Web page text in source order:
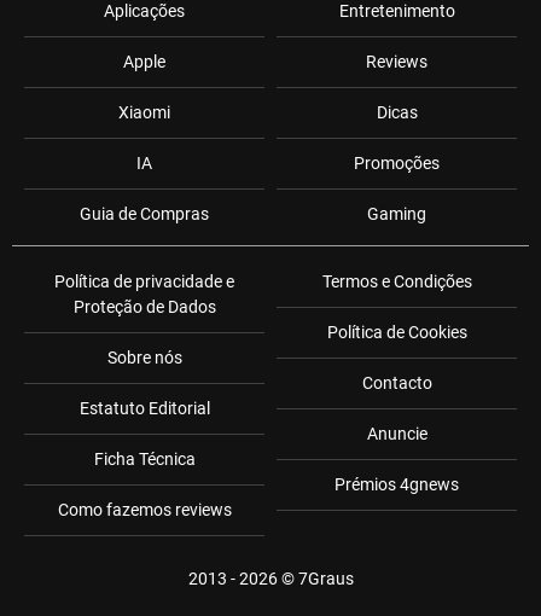
Aplicações
Apple
Xiaomi
IA
Guia de Compras
Entretenimento
Reviews
Dicas
Promoções
Gaming
Política de privacidade e
Proteção de Dados
Sobre nós
Estatuto Editorial
Ficha Técnica
Como fazemos reviews
Termos e Condições
Política de Cookies
Contacto
Anuncie
Prémios 4gnews
2013 - 2026 ©7Graus